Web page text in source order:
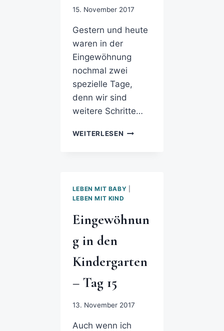
15. November 2017
Gestern und heute
waren in der
Eingewöhnung
nochmal zwei
spezielle Tage,
denn wir sind
weitere Schritte…
WEITERLESEN
LEBEN MIT BABY
LEBEN MIT KIND
Eingewöhnun
g in den
Kindergarten
– Tag 15
13. November 2017
Auch wenn ich